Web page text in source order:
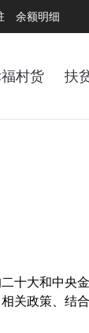
余额明细
村货 扶
十大和中央
关政策、结